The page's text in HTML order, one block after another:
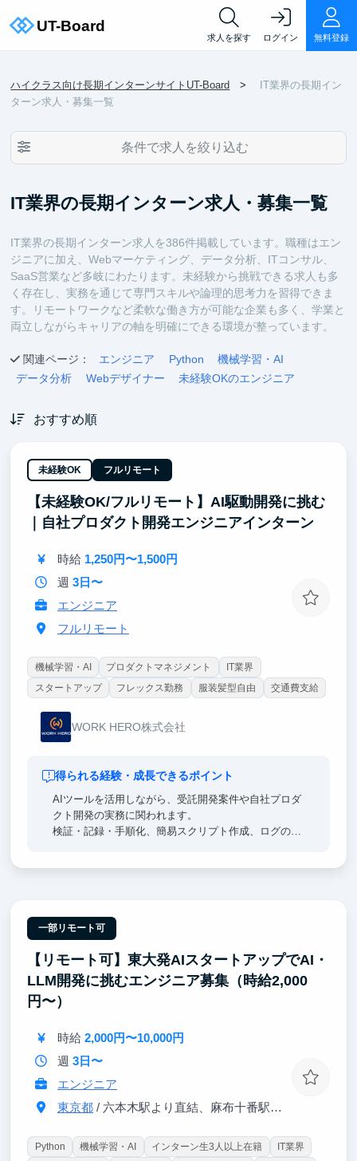
求人を探す ログイン 無料登録
ハイクラス向け長期インターンサイトUT-Board
IT業界の長期イン
ターン求人・募集一覧
条件で求人を絞り込む
IT業界の長期インターン求人・募集一覧
IT業界の長期インターン求人を386件掲載しています。職種はエン
ジニアに加え、Webマーケティング、データ分析、ITコンサル、
SaaS営業など多岐にわたります。未経験から挑戦できる求人も多
く存在し、実務を通じて専門スキルや論理的思考力を習得できま
す。リモートワークなど柔軟な働き方が可能な企業も多く、学業と
両立しながらキャリアの軸を明確にできる環境が整っています。
関連ページ： エンジニア Python
機械学習・AI
データ分析
Webデザイナー 未経験OKのエンジニア
おすすめ順
未経験OK フルリモート
【未経験OK/フルリモート】AI駆動開発に挑む
｜自社プロダクト開発エンジニアインターン
時給 1,250円〜1,500円
週 3日〜
エンジニア
フルリモート
機械学習・AI プロダクトマネジメント
IT業界
スタートアップ
フレックス勤務 服装髪型自由 交通費支給
WORK HERO株式会社
得られる経験・成長できるポイント
AIツールを活用しながら、受託開発案件や自社プロダ
クト開発の実務に関われます。
検証・記録・手順化、簡易スクリプト作成、ログの一
一部リモート可
【リモート可】東大発AIスタートアップでAI・
LLM開発に挑むエンジニア募集（時給2,000
円〜）
時給 2,000円〜10,000円
週 3日〜
エンジニア
東京都/ 六本木駅より直結、麻布十番駅より4分、乃木坂駅より8分
Python 機械学習・AI インターン生3人以上在籍
IT業界